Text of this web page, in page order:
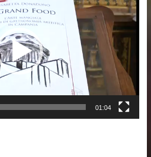
01:04